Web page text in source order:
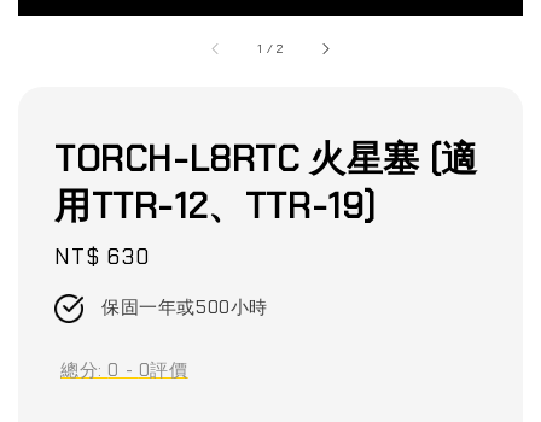
1 /2
TORCH-L8RTC 火星塞 (適
用TTR-12、TTR-19)
Regular
price
NT$ 630
保固一年或500小時
總分: 0 - 0評價